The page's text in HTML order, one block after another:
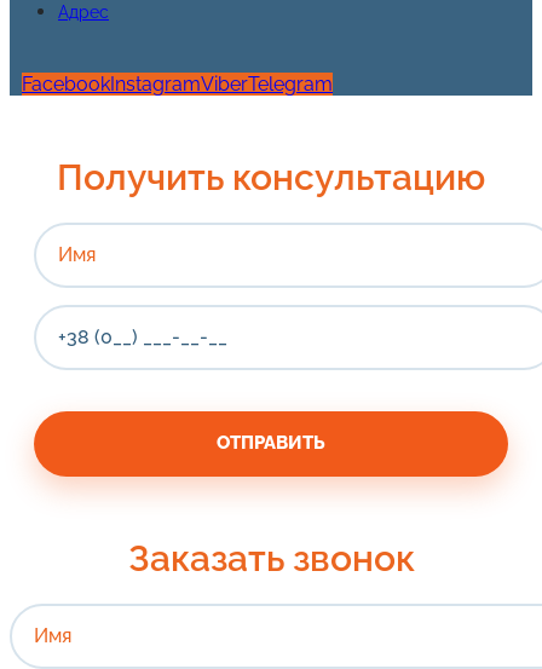
Адрес
FacebookInstagramViberTelegram
Получить консультацию
Заказать звонок